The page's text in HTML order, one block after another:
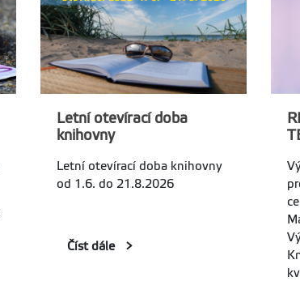
Letní otevírací doba
knihovny
Letní otevírací doba knihovny
od 1.6. do 21.8.2026
Číst dále